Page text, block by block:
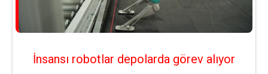
İnsansı robotlar depolarda görev alıyor